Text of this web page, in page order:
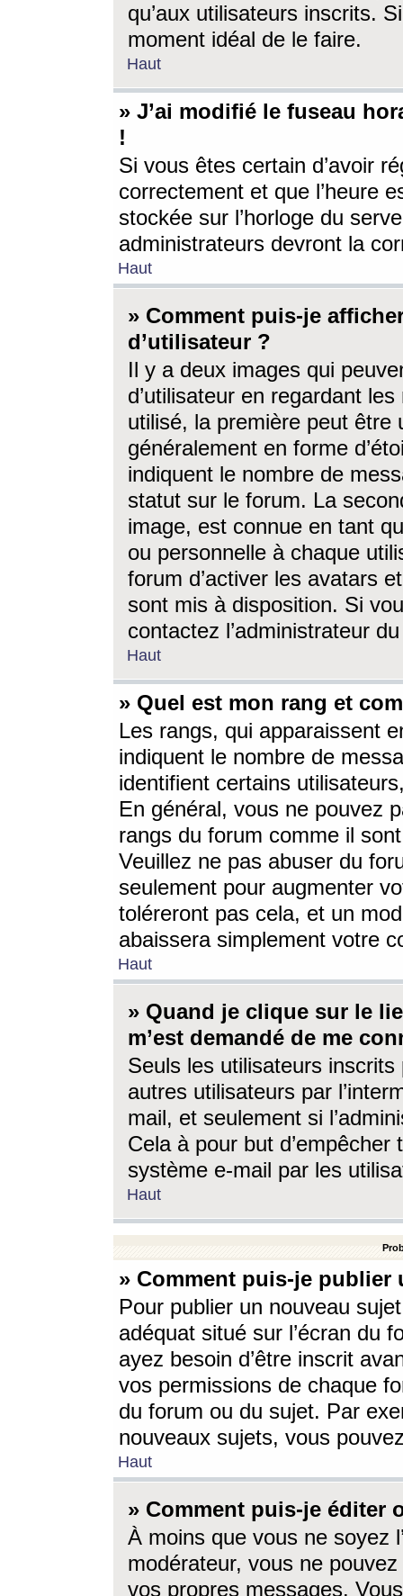
qu’aux utilisateurs inscrits.
moment idéal de le faire.
Haut
» J’ai modifié le fuseau
!
Si vous êtes certain d’avoir
correctement et que l’heure
stockée sur l’horloge du
administrateurs devront la
Haut
» Comment puis-je
d’utilisateur ?
Il y a deux images qui
d’utilisateur en regardant
utilisé, la première peut être
généralement en forme
indiquent le nombre de
statut sur le forum. La
image, est connue en tant
ou personnelle à chaque
forum d’activer les avatars
sont mis à disposition. Si
contactez l’administrateur
Haut
» Quel est mon rang et
Les rangs, qui apparaissent
indiquent le nombre de
identifient certains
En général, vous ne pouvez
rangs du forum comme il
Veuillez ne pas abuser du
seulement pour augmenter
toléreront pas cela, et un
abaissera simplement votre
Haut
» Quand je clique sur le
m’est demandé de me
Seuls les utilisateurs
autres utilisateurs par
mail, et seulement si
Cela à pour but
système e-mail par les
Haut
» Comment puis-je
Pour publier un nouveau
adéquat situé sur l’écran du
ayez besoin d’être inscrit
vos permissions de chaque
du forum ou du sujet. Par
nouveaux sujets, vous
Haut
» Comment puis-je éditer
À moins que vous ne soyez
modérateur, vous ne
vos propres messages.